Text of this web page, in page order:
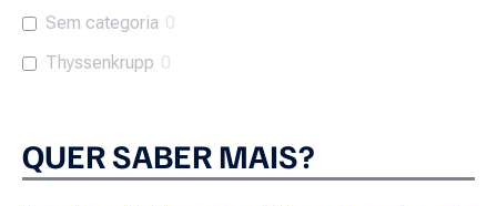
Sem categoria 0
Thyssenkrupp 0
QUER SABER MAIS?